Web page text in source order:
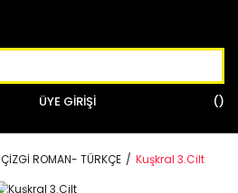
ÜYE GİRİŞİ
ÇİZGİ ROMAN- TÜRKÇE Kuşkral 3.Cilt